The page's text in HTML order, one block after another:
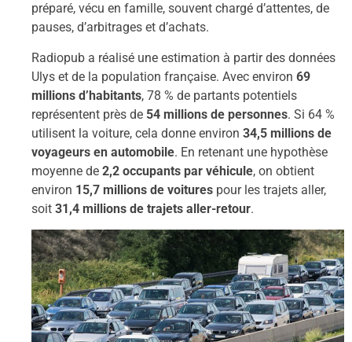
préparé, vécu en famille, souvent chargé d’attentes, de
pauses, d’arbitrages et d’achats.
Radiopub a réalisé une estimation à partir des données
Ulys et de la population française. Avec environ 69
millions d’habitants, 78 % de partants potentiels
représentent près de 54 millions de personnes. Si 64 %
utilisent la voiture, cela donne environ 34,5 millions de
voyageurs en automobile. En retenant une hypothèse
moyenne de 2,2 occupants par véhicule, on obtient
environ 15,7 millions de voitures pour les trajets aller,
soit 31,4 millions de trajets aller-retour.